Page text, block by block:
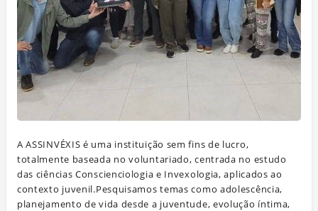
A ASSINVÉXIS é uma instituição sem fins de lucro,
totalmente baseada no voluntariado, centrada no estudo
das ciências Conscienciologia e Invexologia, aplicados ao
contexto juvenil.Pesquisamos temas como adolescência,
planejamento de vida desde a juventude, evolução íntima,